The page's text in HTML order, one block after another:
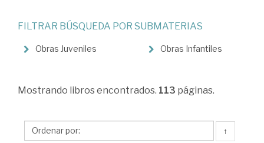
Categorías
>
Juvenil
FILTRAR BÚSQUEDA POR SUBMATERIAS
Obras Juveniles Obras Infantiles
Mostrando libros encontrados. 113 páginas.
↑